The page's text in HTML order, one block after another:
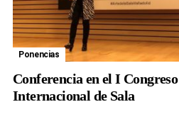
Ponencias
Conferencia en el I Congreso
Internacional de Sala